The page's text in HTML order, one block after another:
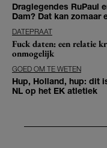
Draglegendes RuPaul
Dam? Dat kan zomaar
DATEPRAAT
Fuck daten: een relatie
onmogelijk
GOED OM TE WETEN
Hup, Holland, hup: dit
NL op het EK atletiek